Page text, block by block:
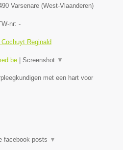
Varsenare (West-Vlaanderen)
nr: -
Reginald
| Screenshot ▼
met een hart voor
facebook posts ▼